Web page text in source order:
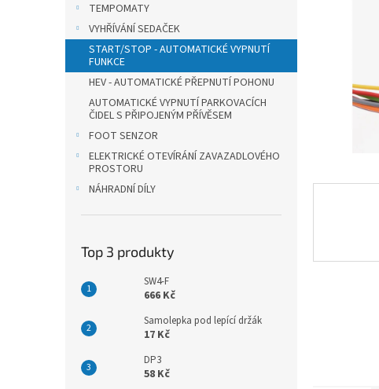
n
l
TEMPOMATY
VYHŘÍVÁNÍ SEDAČEK
START/STOP - AUTOMATICKÉ VYPNUTÍ
FUNKCE
HEV - AUTOMATICKÉ PŘEPNUTÍ POHONU
AUTOMATICKÉ VYPNUTÍ PARKOVACÍCH
ČIDEL S PŘIPOJENÝM PŘÍVĚSEM
FOOT SENZOR
ELEKTRICKÉ OTEVÍRÁNÍ ZAVAZADLOVÉHO
PROSTORU
NÁHRADNÍ DÍLY
Top 3 produkty
SW4-F
666 Kč
Samolepka pod lepící držák
17 Kč
DP3
58 Kč